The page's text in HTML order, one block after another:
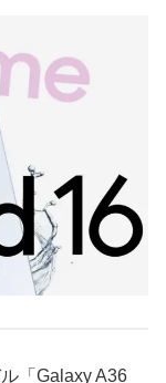
「Galaxy A36